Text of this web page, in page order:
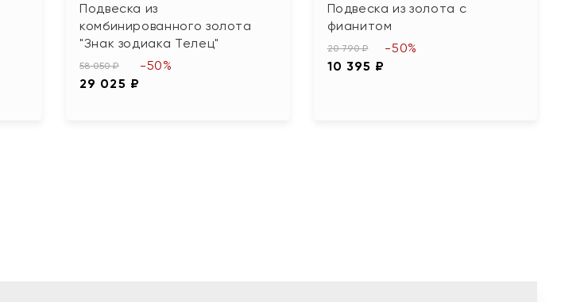
Подвеска из
комбинированного золота
"Знак зодиака Телец"
58 050 ₽
29 025 ₽
-50%
Подвеска из золота с
фианитом
20 790 ₽
10 395 ₽
-50%